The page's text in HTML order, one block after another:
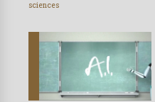
sciences